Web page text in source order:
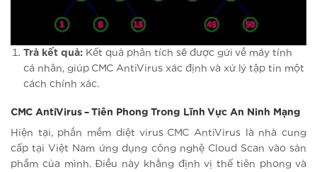
Trả kết quả: Kết quả phân tích sẽ được gửi về máy tính
cá nhân, giúp CMC AntiVirus xác định và xử lý tập tin một
cách chính xác.
CMC AntiVirus – Tiên Phong Trong Lĩnh Vực An Ninh Mạng
Hiện tại, phần mềm diệt virus CMC AntiVirus là nhà cung
cấp tại Việt Nam ứng dụng công nghệ Cloud Scan vào sản
phẩm của mình. Điều này khẳng định vị thế tiên phong và